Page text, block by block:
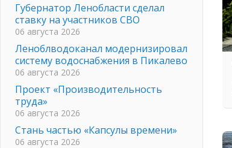
Губернатор Ленобласти сделал
ставку на участников СВО
06 августа 2026
Леноблводоканал модернизировал
систему водоснабжения в Пикалево
06 августа 2026
Проект «Производительность
труда»
06 августа 2026
Стань частью «Капсулы времени»
06 августа 2026